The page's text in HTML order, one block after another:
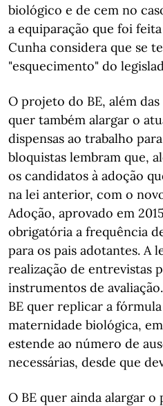
biológico e de cem no
a equiparação que foi
Cunha considera que se
"esquecimento" do
O projeto do BE, além
quer também alargar o
dispensas ao trabalho
bloquistas lembram que,
os candidatos à adoção
na lei anterior, com o
Adoção, aprovado em
obrigatória a frequência
para os pais adotantes. A
realização de entrevistas
instrumentos de
BE quer replicar a
maternidade biológica,
estende ao número de
necessárias, desde que
O BE quer ainda alargar